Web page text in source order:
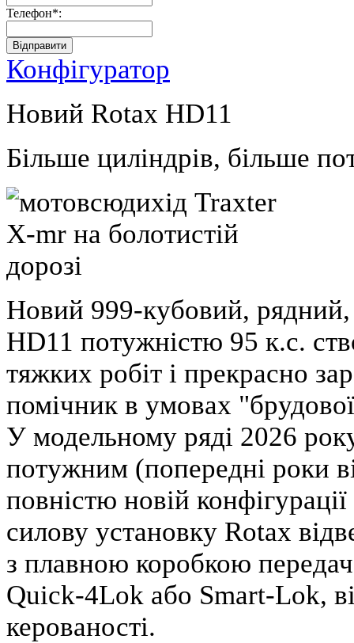
Телефон*:
Відправити
Конфігуратор
Новий Rotax HD11
Більше циліндрів, більше
Новий 999-кубовий,
HD11 потужністю 95 к.с.
тяжких робіт і прекрасно
помічник в умовах
У модельному ряді 2026
потужним (попередні роки
повністю новій
силову установку Rotax
з плавною коробкою
Quick-4Lok або Smart-Lok,
керованості.